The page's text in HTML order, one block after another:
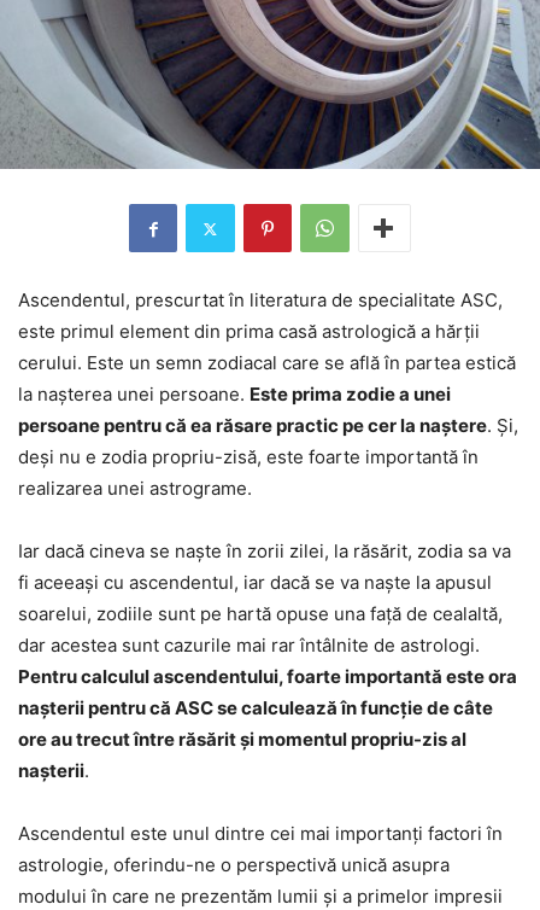
Ascendentul, prescurtat în literatura de specialitate ASC,
este primul element din prima casă astrologică a hărții
cerului. Este un semn zodiacal care se află în partea estică
la nașterea unei persoane. Este prima zodie a unei
persoane pentru că ea răsare practic pe cer la naștere. Și,
deși nu e zodia propriu-zisă, este foarte importantă în
realizarea unei astrograme.
Iar dacă cineva se naște în zorii zilei, la răsărit, zodia sa va
fi aceeași cu ascendentul, iar dacă se va naște la apusul
soarelui, zodiile sunt pe hartă opuse una față de cealaltă,
dar acestea sunt cazurile mai rar întâlnite de astrologi.
Pentru calculul ascendentului, foarte importantă este ora
nașterii pentru că ASC se calculează în funcție de câte
ore au trecut între răsărit și momentul propriu-zis al
nașterii.
Ascendentul este unul dintre cei mai importanți factori în
astrologie, oferindu-ne o perspectivă unică asupra
modului în care ne prezentăm lumii și a primelor impresii